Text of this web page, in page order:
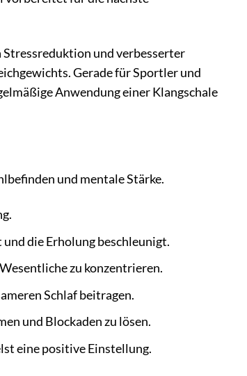
und verbesserter
Gerade für Sportler und
Anwendung einer Klangschale
und mentale Stärke.
die Erholung beschleunigt.
zu konzentrieren.
Schlaf beitragen.
und Blockaden zu lösen.
eine positive Einstellung.